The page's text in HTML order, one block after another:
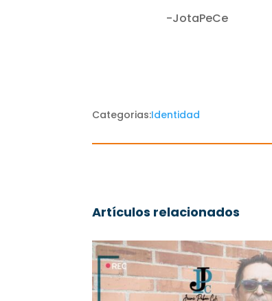
-JotaPeCe
Categorias:Identidad
Artículos relacionados